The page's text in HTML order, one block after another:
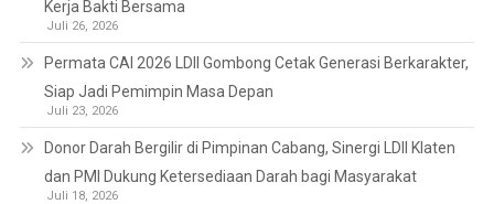
Kerja Bakti Bersama
Juli 26, 2026
Permata CAI 2026 LDII Gombong Cetak Generasi Berkarakter,
Siap Jadi Pemimpin Masa Depan
Juli 23, 2026
Donor Darah Bergilir di Pimpinan Cabang, Sinergi LDII Klaten
dan PMI Dukung Ketersediaan Darah bagi Masyarakat
Juli 18, 2026